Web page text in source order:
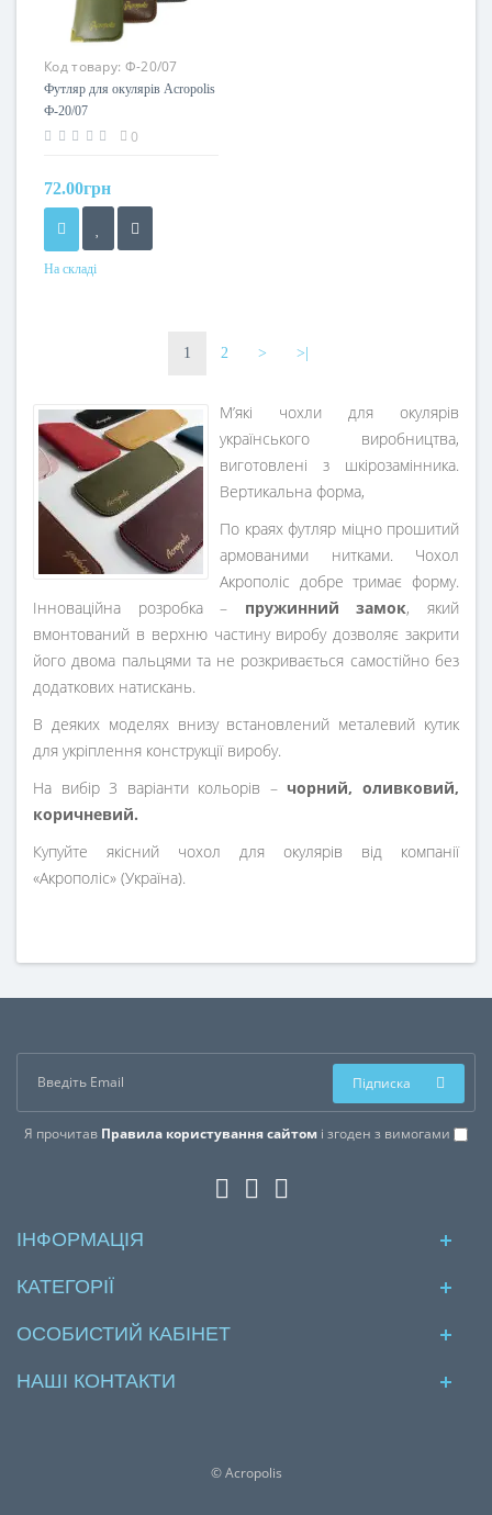
Код товару: Ф-20/07
Футляр для окулярів Acropolis
Ф-20/07
0
72.00грн
На складі
1 2 > >|
М’які чохли для окулярів
українського виробництва,
виготовлені з шкірозамінника.
Вертикальна форма,
По краях футляр міцно прошитий
армованими нитками. Чохол
Акрополіс добре тримає форму.
Інноваційна розробка – пружинний замок, який
вмонтований в верхню частину виробу дозволяє закрити
його двома пальцями та не розкривається самостійно без
додаткових натискань.
В деяких моделях внизу встановлений металевий кутик
для укріплення конструкції виробу.
На вибір 3 варіанти кольорів –чорний, оливковий,
коричневий.
Купуйте якісний чохол для окулярів від компанії
«Акрополіс» (Україна).
Я прочитав Правила користування сайтом і згоден з вимогами
Підписка
ІНФОРМАЦІЯ
КАТЕГОРІЇ
ОСОБИСТИЙ КАБІНЕТ
НАШІ КОНТАКТИ
© Acropolis